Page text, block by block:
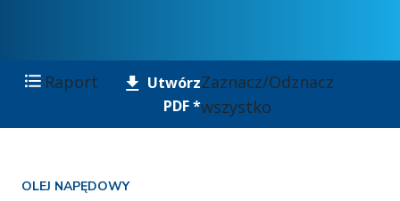
Raport
Utwórz
PDF *
Zaznacz/Odznacz
wszystko
OLEJ NAPĘDOWY